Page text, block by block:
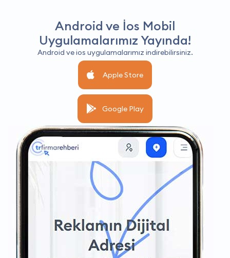
Android ve İos Mobil
Uygulamalarımız Yayında!
Android ve ios uygulamalarımız indirebilirsiniz.
Apple Store
Google Play